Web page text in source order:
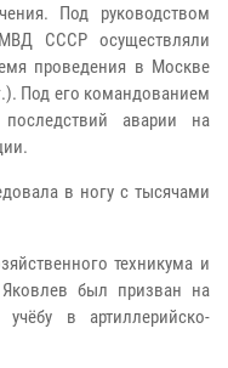
Под руководством
СССР осуществляли
проведения в Москве
Под его командованием
аварии на
в ногу с тысячами
техникума и
был призван на
в артиллерийско-